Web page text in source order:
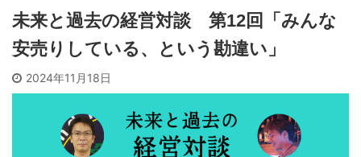
未来と過去の経営対談 第12回「みんな
安売りしている、という勘違い」
2024年11月18日